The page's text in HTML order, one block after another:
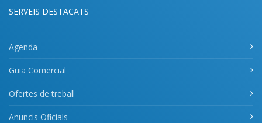
SERVEIS DESTACATS
Agenda
Guia Comercial
Ofertes de treball
Anuncis Oficials